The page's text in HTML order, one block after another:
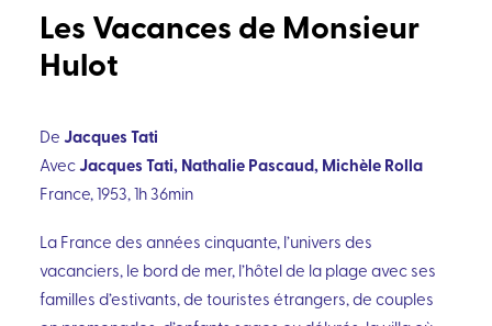
Les Vacances de Monsieur
Hulot
De Jacques Tati
AvecJacques Tati, Nathalie Pascaud, Michèle Rolla
France, 1953, 1h 36min
La France des années cinquante, l’univers des
vacanciers, le bord de mer, l’hôtel de la plage avec ses
familles d’estivants, de touristes étrangers, de couples